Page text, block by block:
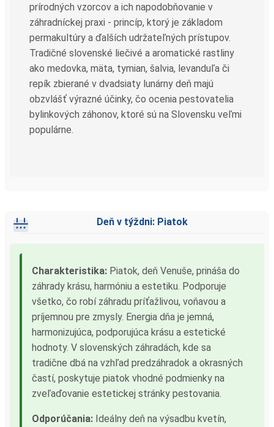
prírodných vzorcov a ich napodobňovanie v
záhradníckej praxi - princíp, ktorý je základom
permakultúry a ďalších udržateľných prístupov.
Tradičné slovenské liečivé a aromatické rastliny
ako medovka, mäta, tymian, šalvia, levanduľa či
repík zbierané v dvadsiaty lunárny deň majú
obzvlášť výrazné účinky, čo ocenia pestovatelia
bylinkových záhonov, ktoré sú na Slovensku veľmi
populárne.
Deň v týždni: Piatok
Charakteristika: Piatok, deň Venuše, prináša do
záhrady krásu, harmóniu a estetiku. Podporuje
všetko, čo robí záhradu príťažlivou, voňavou a
príjemnou pre zmysly. Energia dňa je jemná,
harmonizujúca, podporujúca krásu a estetické
hodnoty. V slovenských záhradách, kde sa
tradične dbá na vzhľad predzáhradok a okrasných
častí, poskytuje piatok vhodné podmienky na
zveľaďovanie estetickej stránky pestovania.
Odporúčania: Ideálny deň na výsadbu kvetín,